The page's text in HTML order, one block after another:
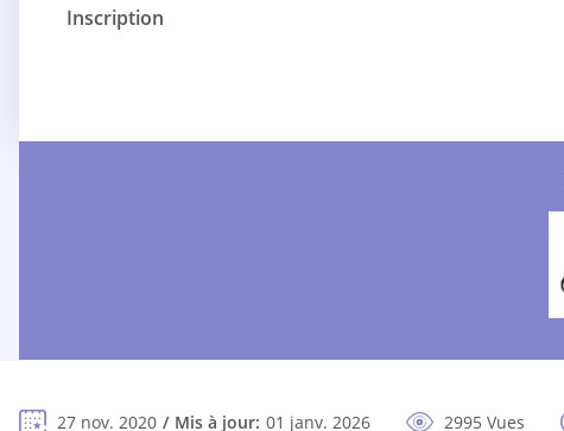
Inscription
27 nov. 2020 Mis à jour: 01 janv. 2026 2995 Vues